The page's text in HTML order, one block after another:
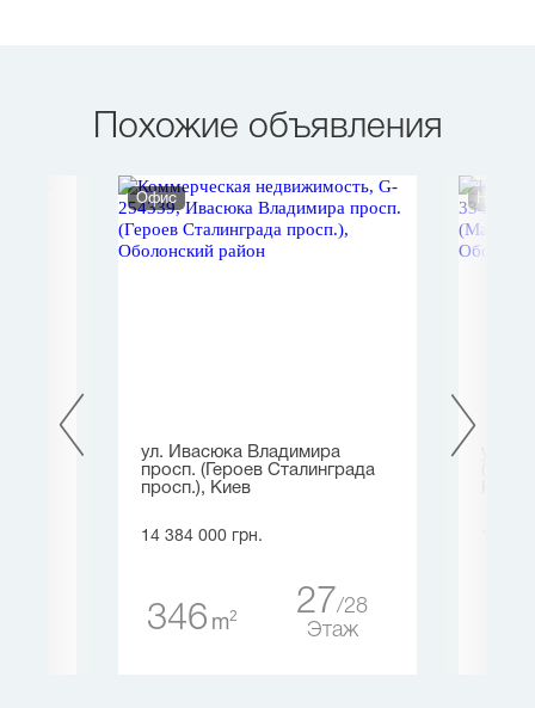
Похожие объявления
Офис
ул. Ивасюка Владимира
просп. (Героев Сталинграда
просп.), Киев
14 384 000 грн.
346 m2 27
28
Этаж